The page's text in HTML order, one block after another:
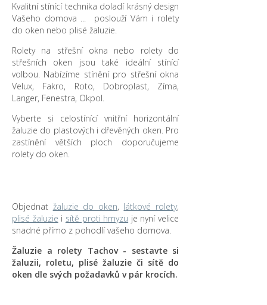
Kvalitní stínící technika doladí krásný design
Vašeho domova ... poslouží Vám i rolety
do oken nebo plisé žaluzie.
Rolety na střešní okna nebo rolety do
střešních oken jsou také ideální stínící
volbou. Nabízíme stínění pro střešní okna
Velux, Fakro, Roto, Dobroplast, Zíma,
Langer, Fenestra, Okpol.
Vyberte si celostínící vnitřní horizontální
žaluzie do plastových i dřevěných oken. Pro
zastínění větších ploch doporučujeme
rolety do oken.
Objednat žaluzie do oken, látkové rolety,
plisé žaluzie i sítě proti hmyzu je nyní velice
snadné přímo z pohodlí vašeho domova.
Žaluzie a rolety Tachov - sestavte si
žaluzii, roletu, plisé žaluzie či sítě do
oken dle svých požadavků v pár krocích.